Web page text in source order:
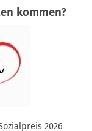
kommen?
2026